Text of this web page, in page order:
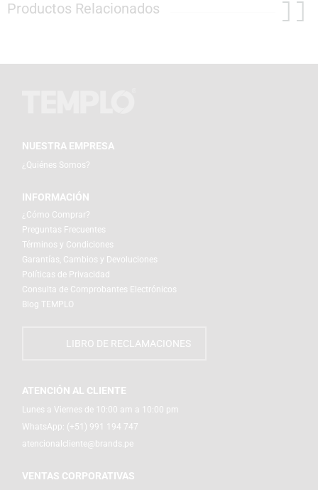
Productos Relacionados
NUESTRA EMPRESA
¿Quiénes Somos?
INFORMACIÓN
¿Cómo Comprar?
Preguntas Frecuentes
Términos y Condiciones
Garantías, Cambios y Devoluciones
Políticas de Privacidad
Consulta de Comprobantes Electrónicos
Blog TEMPLO
LIBRO DE RECLAMACIONES
ATENCIÓN AL CLIENTE
Lunes a Viernes de 10:00 am a 10:00 pm
WhatsApp: (+51) 991 194 747
atencionalcliente@brands.pe
VENTAS CORPORATIVAS